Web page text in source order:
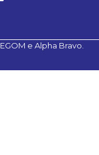
EGOM e Alpha Bravo.